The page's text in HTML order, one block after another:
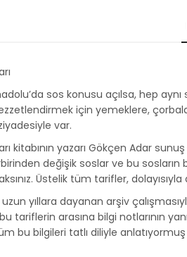
sos konusu açılsa, hep aynı
için yemeklere,
var.
kitabının yazarı Gökçen Adar
değişik soslar ve bu sosların
Üstelik tüm tarifler,
yıllara dayanan arşiv
tariflerin arasına bilgi notlarının
bu bilgileri tatlı diliyle